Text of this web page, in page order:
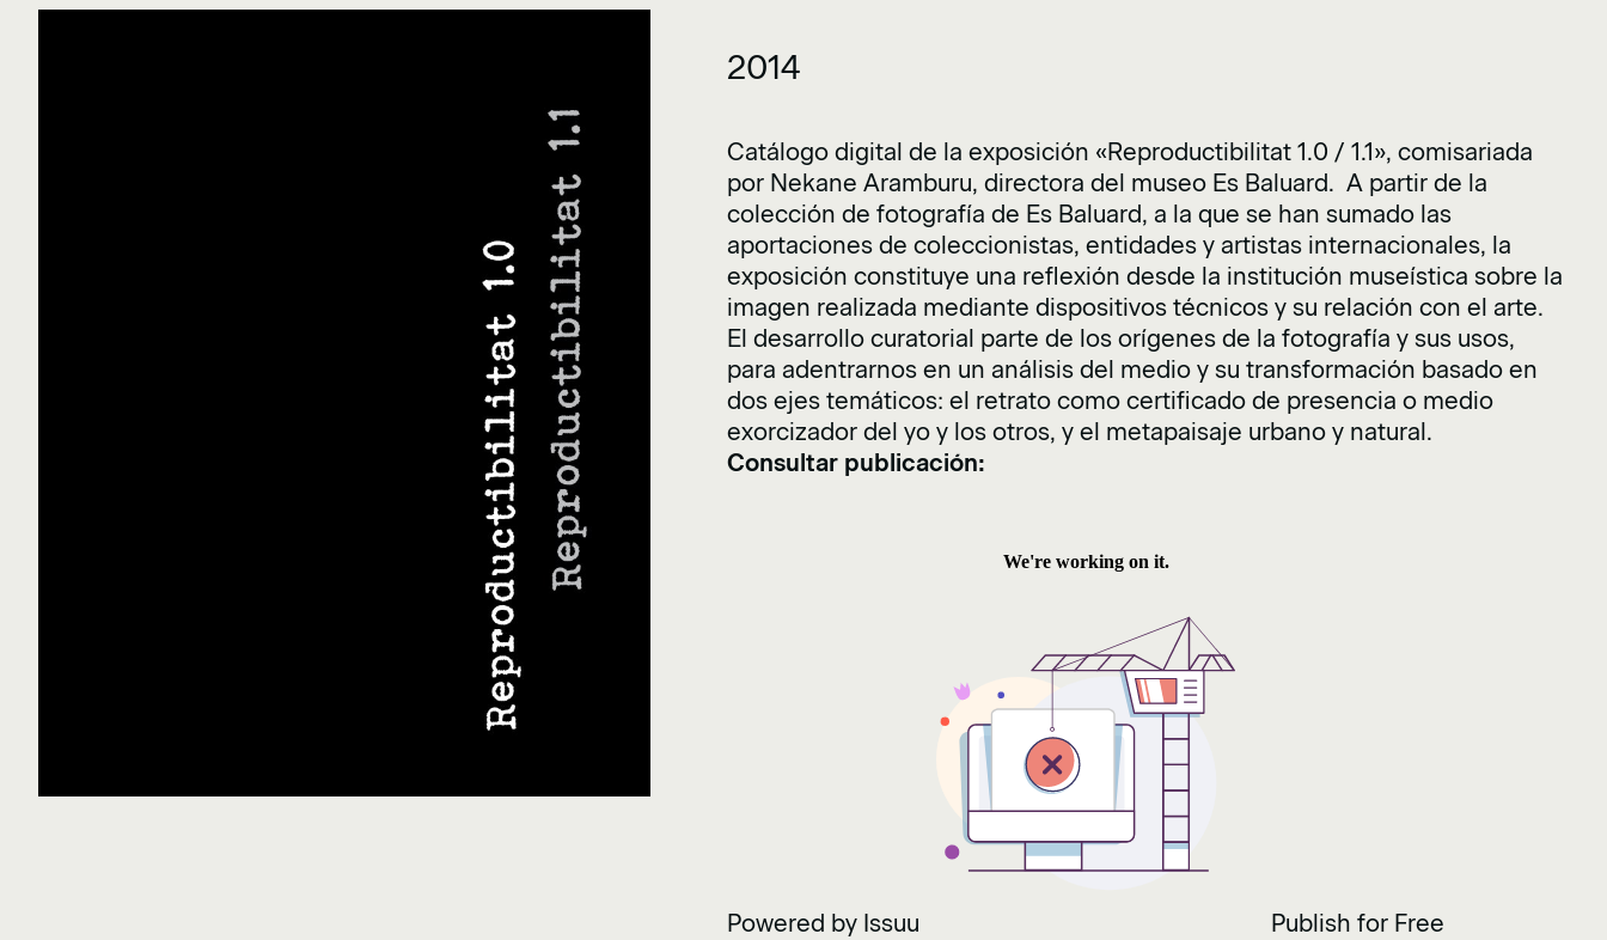
2014
Catálogo digital de la exposición «Reproductibilitat 1.0 / 1.1», comisariada
por Nekane Aramburu, directora del museo Es Baluard. A partir de la
colección de fotografía de Es Baluard, a la que se han sumado las
aportaciones de coleccionistas, entidades y artistas internacionales, la
exposición constituye una reflexión desde la institución museística sobre la
imagen realizada mediante dispositivos técnicos y su relación con el arte.
El desarrollo curatorial parte de los orígenes de la fotografía y sus usos,
para adentrarnos en un análisis del medio y su transformación basado en
dos ejes temáticos: el retrato como certificado de presencia o medio
exorcizador del yo y los otros, y el metapaisaje urbano y natural.
Consultar publicación:
Powered by Issuu Publish for Free